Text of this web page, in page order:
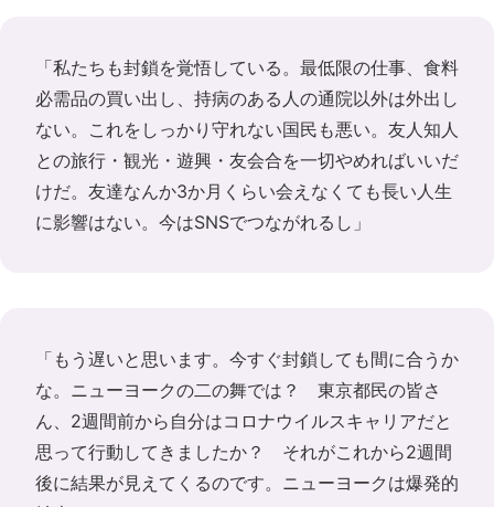
「私たちも封鎖を覚悟している。最低限の仕事、食料
必需品の買い出し、持病のある人の通院以外は外出し
ない。これをしっかり守れない国民も悪い。友人知人
との旅行・観光・遊興・友会合を一切やめればいいだ
けだ。友達なんか3か月くらい会えなくても長い人生
に影響はない。今はSNSでつながれるし」
「もう遅いと思います。今すぐ封鎖しても間に合うか
な。ニューヨークの二の舞では？ 東京都民の皆さ
ん、2週間前から自分はコロナウイルスキャリアだと
思って行動してきましたか？ それがこれから2週間
後に結果が見えてくるのです。ニューヨークは爆発的